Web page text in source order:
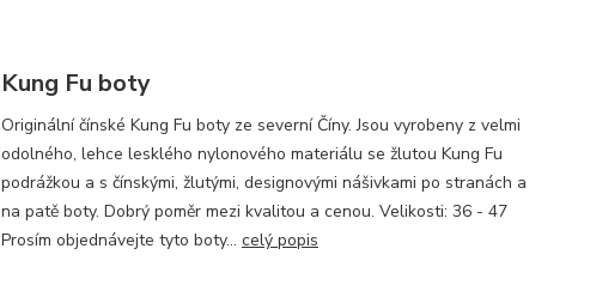
Kung Fu boty
Originální čínské Kung Fu boty ze severní Číny. Jsou vyrobeny z velmi
odolného, lehce lesklého nylonového materiálu se žlutou Kung Fu
podrážkou a s čínskými, žlutými, designovými nášivkami po stranách a
na patě boty. Dobrý poměr mezi kvalitou a cenou. Velikosti: 36 - 47
Prosím objednávejte tyto boty... celý popis